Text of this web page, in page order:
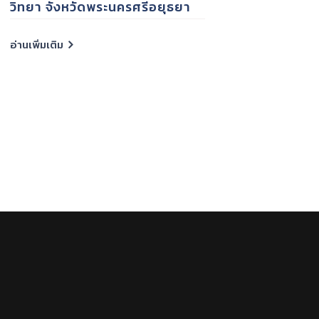
าวิชาวิทยาศาสตร์การ